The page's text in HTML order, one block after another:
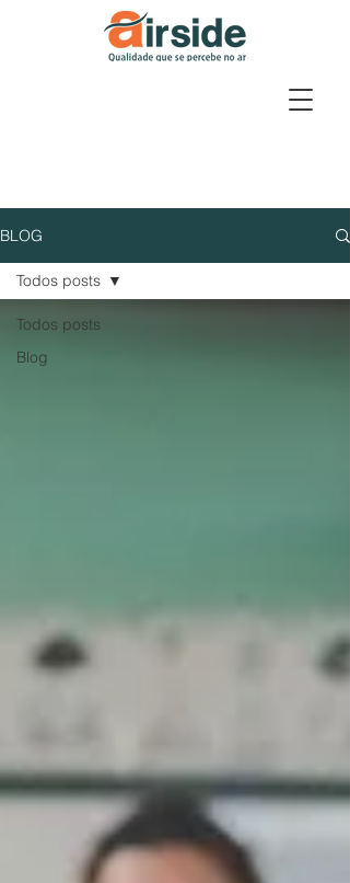
BLOG
Todos posts
Blog
Todos posts